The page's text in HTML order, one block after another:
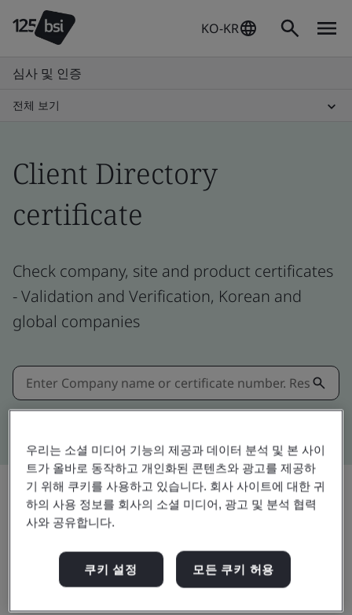
KO-KR
심사 및 인증
전체 보기
Client Directory
certificate
Check company, site and product certificates
- Validation and Verification, Korean and
global companies
ISO 45001:2018
우리는 소셜 미디어 기능의 제공과 데이터 분석 및 본 사이
트가 올바로 동작하고 개인화된 콘텐츠와 광고를 제공하
기 위해 쿠키를 사용하고 있습니다. 회사 사이트에 대한 귀
하의 사용 정보를 회사의 소셜 미디어, 광고 및 분석 협력
사와 공유합니다.
쿠키 설정 모든 쿠키 허용